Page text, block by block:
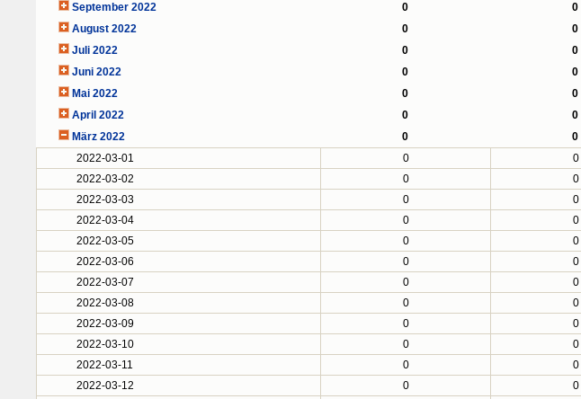
September 2022
0 0
August 2022
0 0
Juli 2022
0 0
Juni 2022
0 0
Mai 2022
0 0
April 2022
0 0
März 2022
0 0
2022-03-01
0 0
2022-03-02
0 0
2022-03-03
0 0
2022-03-04
0 0
2022-03-05
0 0
2022-03-06
0 0
2022-03-07
0 0
2022-03-08
0 0
2022-03-09
0 0
2022-03-10
0 0
2022-03-11
0 0
2022-03-12
0 0